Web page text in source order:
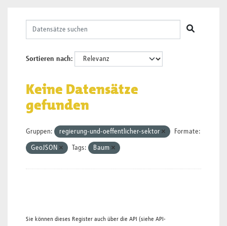
Sortieren nach
Keine Datensätze
gefunden
Gruppen: regierung-und-oeffentlicher-sektor Formate:
GeoJSON Tags: Baum
Sie können dieses Register auch über die API (siehe API-